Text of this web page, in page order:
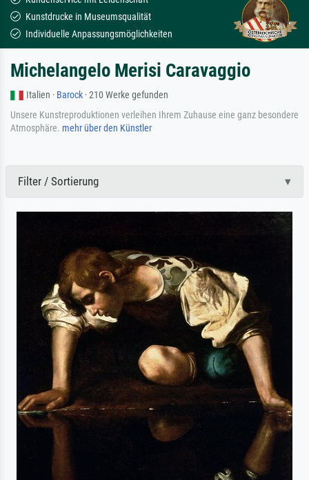
Kunstdrucke in Museumsqualität
Individuelle Anpassungsmöglichkeiten
Michelangelo Merisi Caravaggio
Italien · Barock · 210 Werke gefunden
Unsere Kunstreproduktionen verleihen Ihrem Zuhause eine ganz besondere
Atmosphäre. mehr über den Künstler
Filter / Sortierung